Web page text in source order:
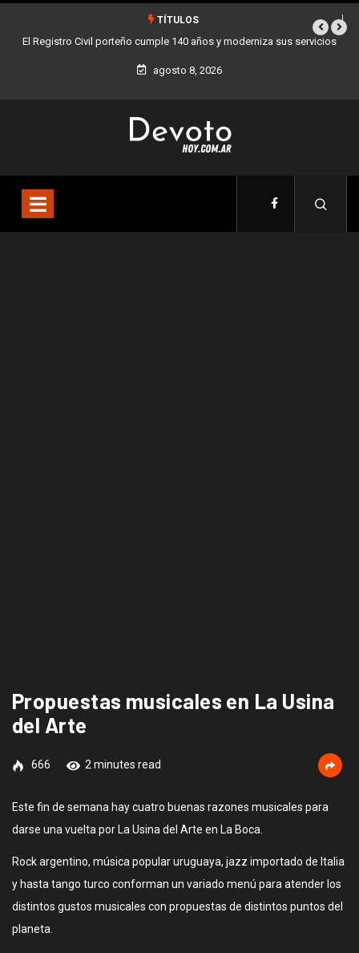
TÍTULOS
140 años y moderniza sus servicios Buenos Aires sumó 12 nuevos
agosto 8, 2026
Propuestas musicales en La Usina
del Arte
666 2 minutes read
Este fin de semana hay cuatro buenas razones musicales para
darse una vuelta por La Usina del Arte en La Boca.
Rock argentino, música popular uruguaya, jazz importado de Italia
y hasta tango turco conforman un variado menú para atender los
distintos gustos musicales con propuestas de distintos puntos del
planeta.